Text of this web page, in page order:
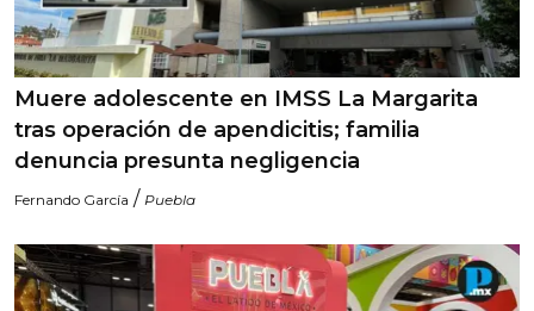
Muere adolescente en IMSS La Margarita
tras operación de apendicitis; familia
denuncia presunta negligencia
Fernando García / Puebla